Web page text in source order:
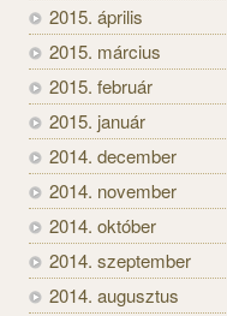
2015. április
2015. március
2015. február
2015. január
2014. december
2014. november
2014. október
2014. szeptember
2014. augusztus